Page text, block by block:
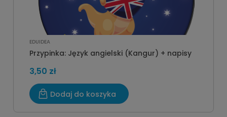
EDUIDEA
Przypinka: Język angielski (Kangur) + napisy
3,50 zł
Dodaj do koszyka